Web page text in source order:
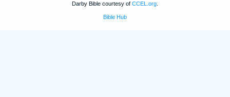
Darby Bible courtesy of CCEL.org
Bible Hub